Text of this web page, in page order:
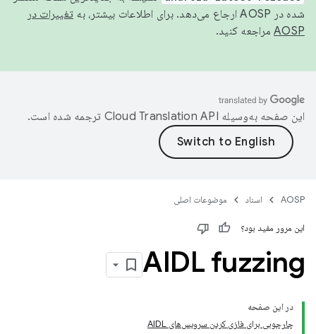
شده در AOSP ارجاع می‌دهد. برای اطلاعات بیشتر، به
تغییرات در
AOSP مراجعه کنید.
این صفحه به‌وسیله ترجمه شده است.
AOSP اسناد موضوعات اصلی
این مرور مفید بود؟
AIDL fuzzing
در این صفحه
چارچوبی برای فازی کردن سرویس‌های AIDL